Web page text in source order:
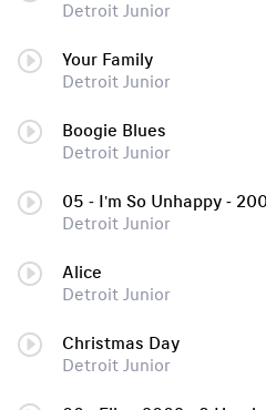
Detroit Junior
Your Family
Detroit Junior
Boogie Blues
Detroit Junior
Detroit Junior
Alice
Detroit Junior
Christmas Day
Detroit Junior